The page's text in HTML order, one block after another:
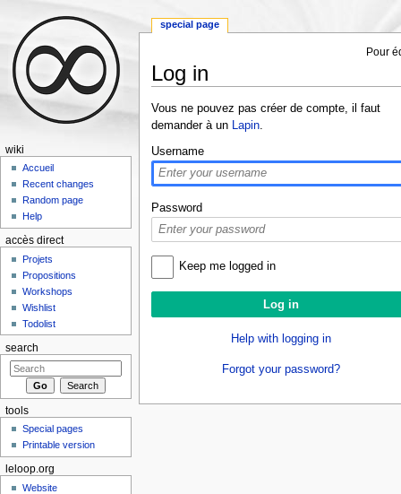
Pour
Log in
Vous ne pouvez pas créer de compte, il faut
demander à un Lapin.
Username
Password
Keep me logged in
Help with logging in
Forgot your password?
special page
wiki
Accueil
Recent changes
Random page
Help
accès direct
Projets
Propositions
Workshops
Wishlist
Todolist
search
tools
Special pages
Printable version
leloop.org
Website